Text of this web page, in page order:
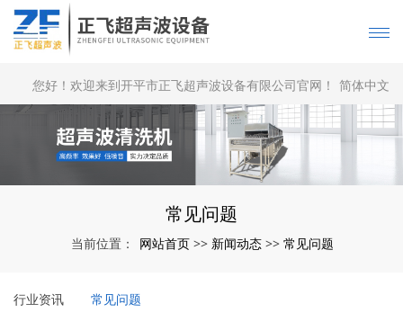
您好！欢迎来到开平市正飞超声波设备有限公司官网！ 简体中文
| English
常见问题
当前位置： 网站首页 >> 新闻动态 >> 常见问题
行业资讯 常见问题